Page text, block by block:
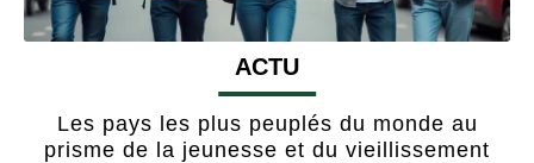
ACTU
Les pays les plus peuplés du monde au
prisme de la jeunesse et du vieillissement